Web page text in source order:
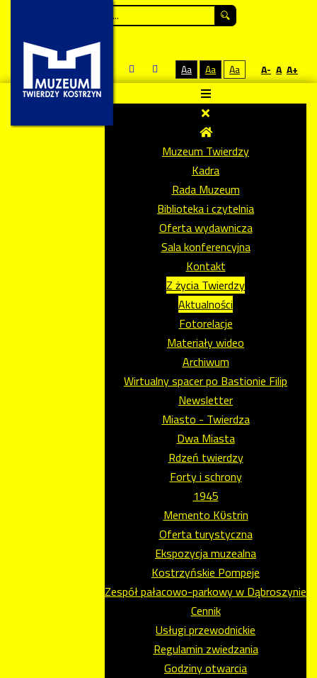
Aa Aa Aa A- A A+
Muzeum Twierdzy
Kadra
Rada Muzeum
Biblioteka i czytelnia
Oferta wydawnicza
Sala konferencyjna
Kontakt
Z życia Twierdzy
Aktualności
Fotorelacje
Materiały wideo
Archiwum
Wirtualny spacer po Bastionie Filip
Newsletter
Miasto - Twierdza
Dwa Miasta
Rdzeń twierdzy
Forty i schrony
1945
Memento Kϋstrin
Oferta turystyczna
Ekspozycja muzealna
Kostrzyńskie Pompeje
Zespół pałacowo-parkowy w Dąbroszynie
Cennik
Usługi przewodnickie
Regulamin zwiedzania
Godziny otwarcia